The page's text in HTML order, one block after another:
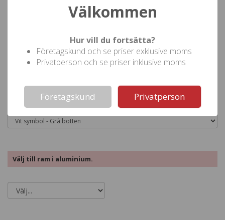
Beställ denna produkt
Välj färgkombination
Välj till ram i aluminium.
Välkommen
Hur vill du fortsätta?
Företagskund och se priser exklusive moms
Privatperson och se priser inklusive moms
Företagskund Privatperson